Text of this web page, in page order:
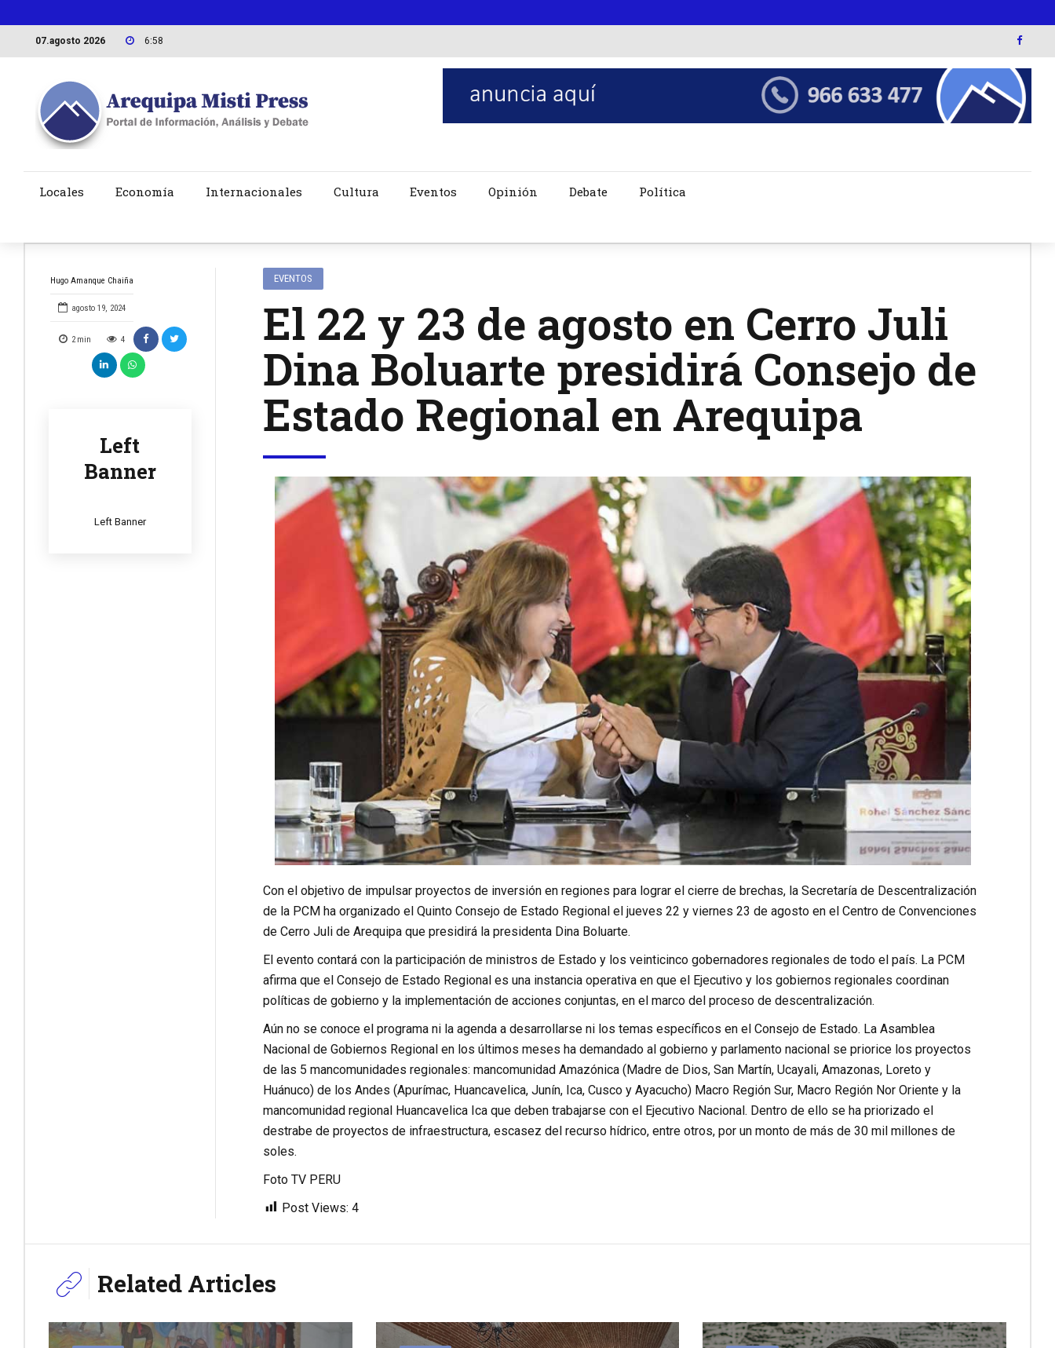
07.agosto 2026 6:58
Locales Economía Internacionales Cultura Eventos Opinión Debate Política
Hugo Amanque Chaiña
agosto 19, 2024
2 min 4
Left
Banner
Left Banner
EVENTOS
El 22 y 23 de agosto en Cerro Juli
Dina Boluarte presidirá Consejo de
Estado Regional en Arequipa
Con el objetivo de impulsar proyectos de inversión en regiones para lograr el cierre de brechas, la Secretaría de Descentralización
de la PCM ha organizado el Quinto Consejo de Estado Regional el jueves 22 y viernes 23 de agosto en el Centro de Convenciones
de Cerro Juli de Arequipa que presidirá la presidenta Dina Boluarte.
El evento contará con la participación de ministros de Estado y los veinticinco gobernadores regionales de todo el país. La PCM
afirma que el Consejo de Estado Regional es una instancia operativa en que el Ejecutivo y los gobiernos regionales coordinan
políticas de gobierno y la implementación de acciones conjuntas, en el marco del proceso de descentralización.
Aún no se conoce el programa ni la agenda a desarrollarse ni los temas específicos en el Consejo de Estado. La Asamblea
Nacional de Gobiernos Regional en los últimos meses ha demandado al gobierno y parlamento nacional se priorice los proyectos
de las 5 mancomunidades regionales: mancomunidad Amazónica (Madre de Dios, San Martín, Ucayali, Amazonas, Loreto y
Huánuco) de los Andes (Apurímac, Huancavelica, Junín, Ica, Cusco y Ayacucho) Macro Región Sur, Macro Región Nor Oriente y la
mancomunidad regional Huancavelica Ica que deben trabajarse con el Ejecutivo Nacional. Dentro de ello se ha priorizado el
destrabe de proyectos de infraestructura, escasez del recurso hídrico, entre otros, por un monto de más de 30 mil millones de
soles.
Foto TV PERU
Post Views: 4
Related Articles